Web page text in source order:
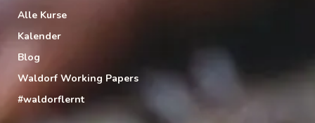
Alle Kurse
Kalender
Blog
Waldorf Working Papers
#waldorflernt